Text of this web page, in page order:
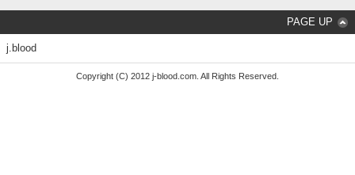
PAGE UP
j.blood
Copyright (C) 2012 j-blood.com. All Rights Reserved.